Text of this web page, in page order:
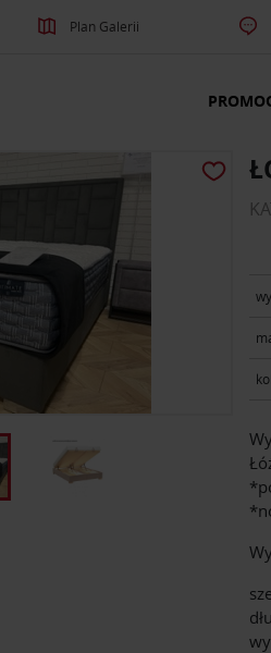
Plan Galerii